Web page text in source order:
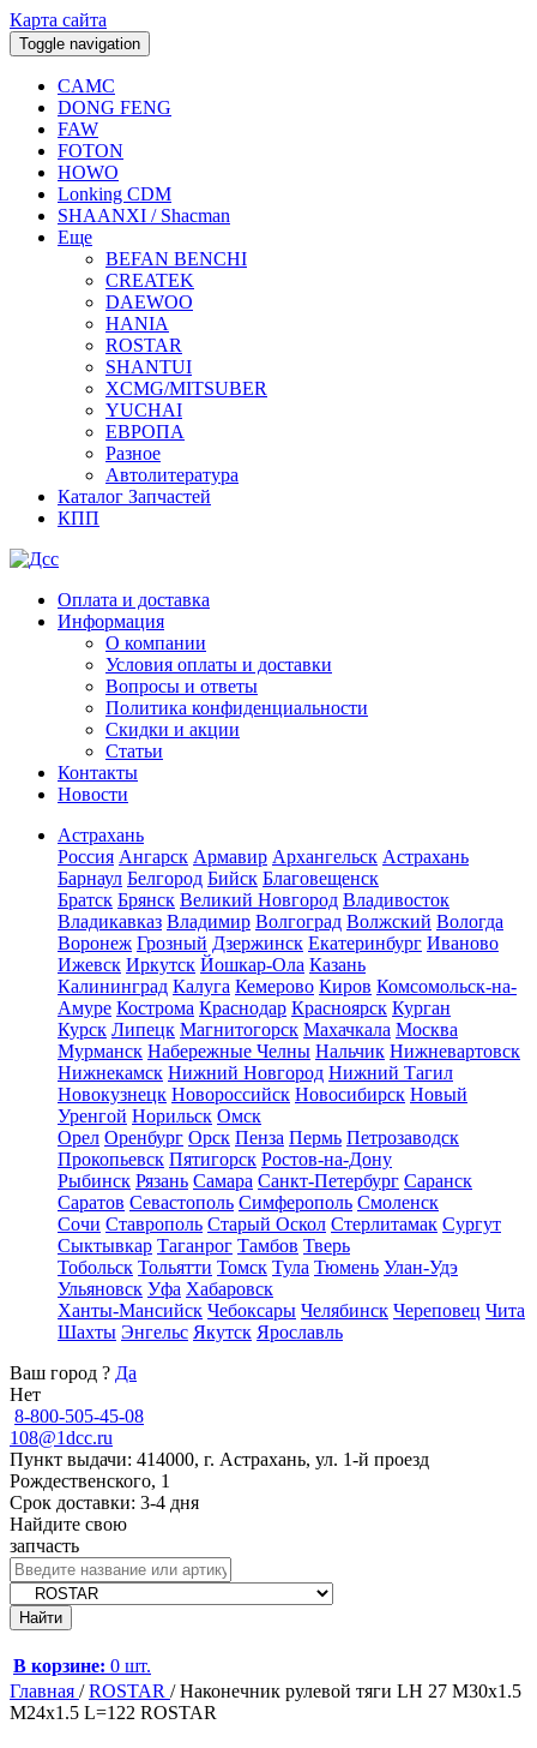
Карта сайта
Toggle navigation
CAMC
DONG FENG
FAW
FOTON
HOWO
Lonking CDM
SHAANXI / Shacman
Еще
BEFAN BENCHI
CREATEK
DAEWOO
HANIA
ROSTAR
SHANTUI
XCMG/MITSUBER
YUCHAI
ЕВРОПА
Разное
Aвтолитература
Каталог Запчастей
КПП
Оплата и доставка
Информация
О компании
Условия оплаты и доставки
Вопросы и ответы
Политика конфиденциальности
Скидки и акции
Статьи
Контакты
Новости
Астрахань
Россия Ангарск Армавир Архангельск Астрахань
Барнаул Белгород Бийск Благовещенск
Братск Брянск Великий Новгород Владивосток
Владикавказ Владимир Волгоград Волжский Вологда
Воронеж Грозный Дзержинск Екатеринбург Иваново
Ижевск Иркутск Йошкар-Ола Казань
Калининград Калуга Кемерово Киров Комсомольск-на-
Амуре Кострома Краснодар Красноярск Курган
Курск Липецк Магнитогорск Махачкала Москва
Мурманск Набережные Челны Нальчик Нижневартовск
Нижнекамск Нижний Новгород Нижний Тагил
Новокузнецк Новороссийск Новосибирск Новый
Уренгой Норильск Омск
Орел Оренбург Орск Пенза Пермь Петрозаводск
Прокопьевск Пятигорск Ростов-на-Дону
Рыбинск Рязань Самара Санкт-Петербург Саранск
Саратов Севастополь Симферополь Смоленск
Сочи Ставрополь Старый Оскол Стерлитамак Сургут
Сыктывкар Таганрог Тамбов Тверь
Тобольск Тольятти Томск Тула Тюмень Улан-Удэ
Ульяновск Уфа Хабаровск
Ханты-Мансийск Чебоксары Челябинск Череповец Чита
Шахты Энгельс Якутск Ярославль
Ваш город ? Да
Нет
8-800-505-45-08
108@1dcc.ru
Пункт выдачи: 414000, г. Астрахань, ул. 1-й проезд
Рождественского, 1
Срок доставки: 3-4 дня
Найдите свою
запчасть
В корзине: 0 шт.
Главная /ROSTAR /Наконечник рулевой тяги LH 27 M30x1.5
M24x1.5 L=122 ROSTAR